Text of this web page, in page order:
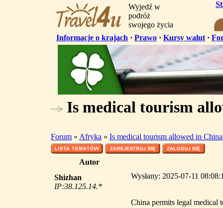
Wyjedź w
podróż
swojego życia
Informacje o krajach · Prawo · Kursy walut ·
Is medical tourism
Forum » Afryka » Is medical tourism allowed in
Autor
Shizhan
IP:38.125.14.*
Wysłany: 2025-07-11
China permits legal medical